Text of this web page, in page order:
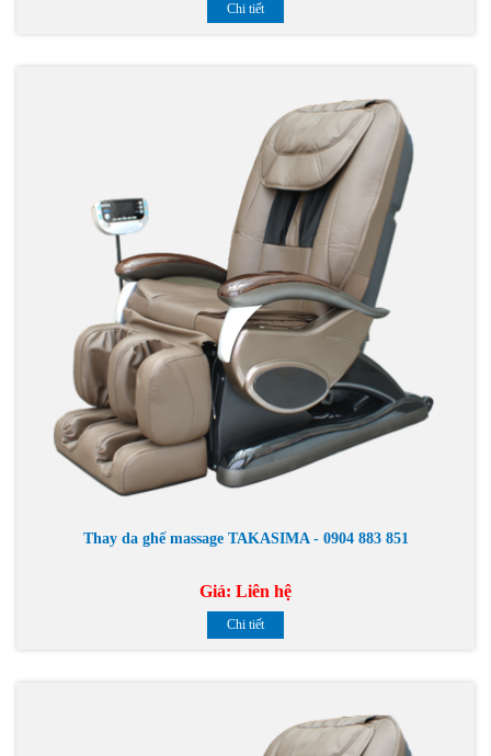
Chi tiết
Thay da ghế massage TAKASIMA - 0904 883 851
Giá: Liên hệ
Chi tiết